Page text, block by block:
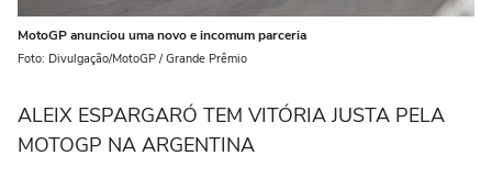
MotoGP anunciou uma novo e incomum parceria
Foto: Divulgação/MotoGP / Grande Prêmio
ALEIX ESPARGARÓ TEM VITÓRIA JUSTA PELA
MOTOGP NA ARGENTINA